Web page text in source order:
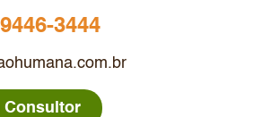
3444
Consultor